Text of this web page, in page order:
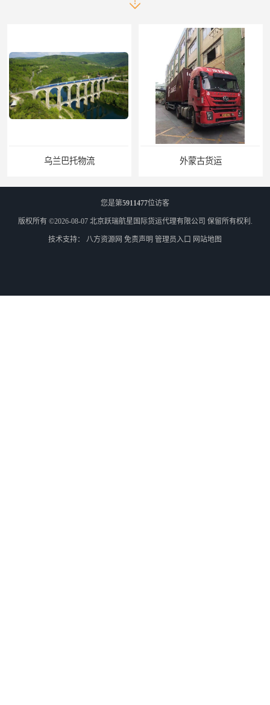
乌兰巴托物流 外蒙古货运
您是第5911477位访客
版权所有 ©2026-08-07 北京跃瑞航星国际货运代理有限公司 保留所有权利.
技术支持： 八方资源网 免责声明 管理员入口 网站地图